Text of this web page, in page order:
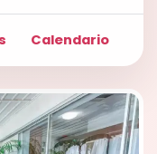
Calendario